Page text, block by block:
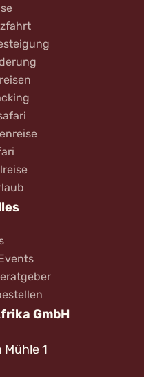
GmbH
1